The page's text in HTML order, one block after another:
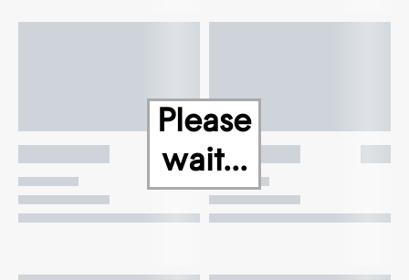
Please
wait...